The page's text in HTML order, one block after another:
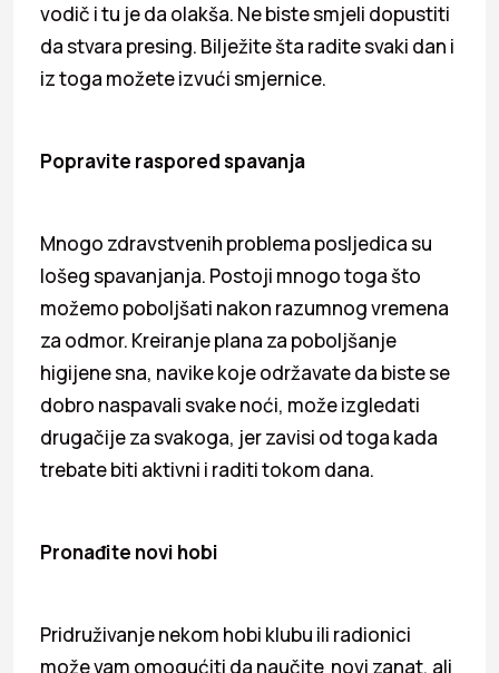
vodič i tu je da olakša. Ne biste smjeli dopustiti
da stvara presing. Bilježite šta radite svaki dan i
iz toga možete izvući smjernice.
Popravite raspored spavanja
Mnogo zdravstvenih problema posljedica su
lošeg spavanjanja. Postoji mnogo toga što
možemo poboljšati nakon razumnog vremena
za odmor. Kreiranje plana za poboljšanje
higijene sna, navike koje održavate da biste se
dobro naspavali svake noći, može izgledati
drugačije za svakoga, jer zavisi od toga kada
trebate biti aktivni i raditi tokom dana.
Pronađite novi hobi
Pridruživanje nekom hobi klubu ili radionici
može vam omogućiti da naučite novi zanat, ali